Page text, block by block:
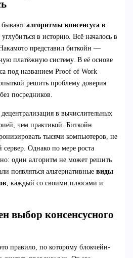
бывают алгоритмы консенсуса в
в историю. Всё началось в
представил биткойн —
платёжную систему. В её основе
под названием Proof of Work
решить проблему доверия
посредников.
в вычислительных
чем практикой. Биткойн
тысячи компьютеров, не
сервер. Однако по мере роста
один алгоритм не может решить
появляться альтернативные виды
, каждый со своими плюсами и
выбор консенсусного
правило, по которому блокчейн-